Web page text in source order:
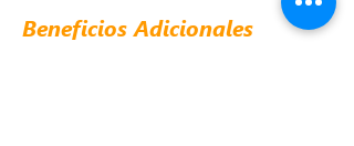
Beneficios Adicionales